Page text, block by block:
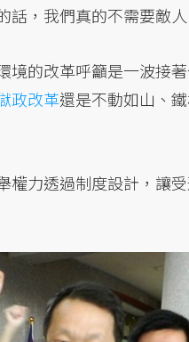
話，我們真的不需要敵人
境的改革呼籲是一波接
政改革還是不動如山、
權力透過制度設計，讓